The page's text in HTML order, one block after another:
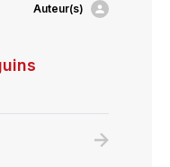
receveur
sur
l’activité
Auteur(s)
Learn